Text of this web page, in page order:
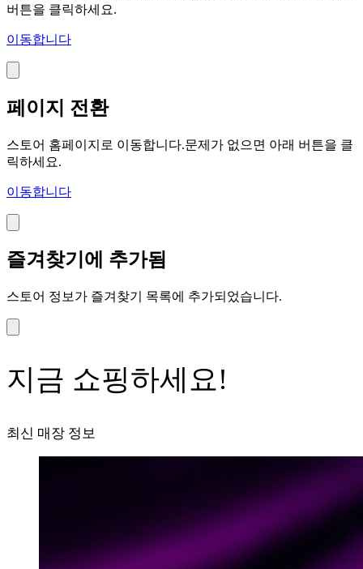
버튼을 클릭하세요.
이동합니다
페이지 전환
스토어 홈페이지로 이동합니다.문제가 없으면 아래 버튼을 클
릭하세요.
이동합니다
즐겨찾기에 추가됨
스토어 정보가 즐겨찾기 목록에 추가되었습니다.
지금 쇼핑하세요!
최신 매장 정보